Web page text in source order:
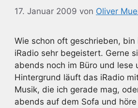
17. Januar 2009 von Oliver
Wie schon oft geschrieben, bin
iRadio sehr begeistert. Gerne
abends noch im Büro und lese
Hintergrund läuft das iRadio
Musik, die ich gerade mag,
abends auf dem Sofa und